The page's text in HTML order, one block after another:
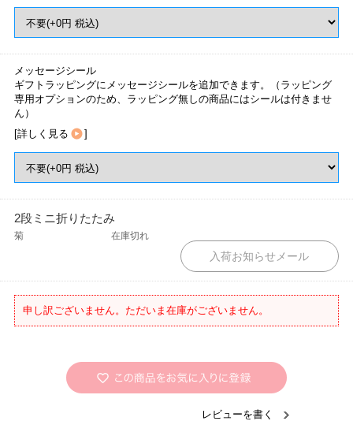
メッセージシール
ギフトラッピングにメッセージシールを追加できます。（ラッピング
専用オプションのため、ラッピング無しの商品にはシールは付きませ
ん）
[詳しく見る ]
2段ミニ折りたたみ
菊 在庫切れ
申し訳ございません。ただいま在庫がございません。
レビューを書く